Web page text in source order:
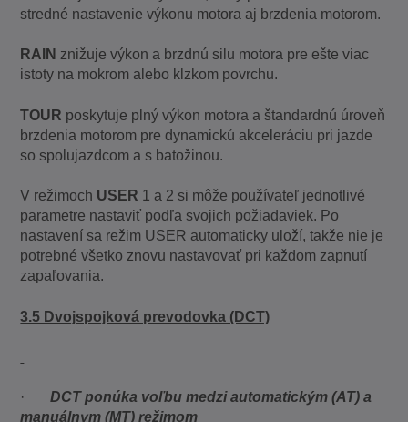
stredné nastavenie výkonu motora aj brzdenia motorom.
RAIN znižuje výkon a brzdnú silu motora pre ešte viac
istoty na mokrom alebo klzkom povrchu.
TOUR poskytuje plný výkon motora a štandardnú úroveň
brzdenia motorom pre dynamickú akceleráciu pri jazde
so spolujazdcom a s batožinou.
V režimoch USER 1 a 2 si môže používateľ jednotlivé
parametre nastaviť podľa svojich požiadaviek. Po
nastavení sa režim USER automaticky uloží, takže nie je
potrebné všetko znovu nastavovať pri každom zapnutí
zapaľovania.
3.5 Dvojspojková prevodovka (DCT)
·DCT ponúka voľbu medzi automatickým (AT) a
manuálnym (MT) režimom